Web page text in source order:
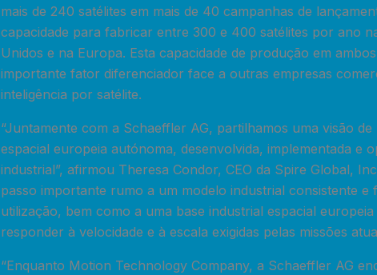
mais de 240 satélites em mais de 40 campanhas de
capacidade para fabricar entre 300 e 400 satélites por ano
Unidos e na Europa. Esta capacidade de produção em
importante fator diferenciador face a outras empresas
inteligência por satélite.
“Juntamente com a Schaeffler AG, partilhamos uma visão
espacial europeia autónoma, desenvolvida, implementada e
industrial”, afirmou Theresa Condor, CEO da Spire Global,
passo importante rumo a um modelo industrial consistente e
utilização, bem como a uma base industrial espacial
responder à velocidade e à escala exigidas pelas missões
“Enquanto Motion Technology Company, a Schaeffler AG